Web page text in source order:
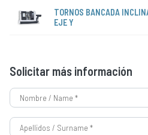
TORNOS BANCADA
EJE Y
Solicitar más información